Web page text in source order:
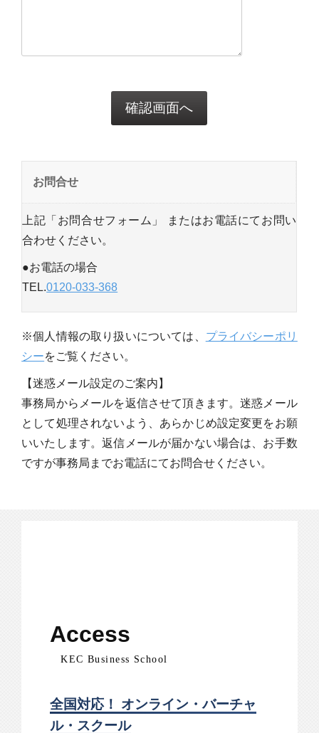
お問合せ
上記「お問合せフォーム」 またはお電話にてお問い
合わせください。
●お電話の場合
TEL.0120-033-368
※個人情報の取り扱いについては、 プライバシーポリ
シーをご覧ください。
【迷惑メール設定のご案内】
事務局からメールを返信させて頂きます。迷惑メール
として処理されないよう、あらかじめ設定変更をお願
いいたします。返信メールが届かない場合は、お手数
ですが事務局までお電話にてお問合せください。
Access
KEC Business School
全国対応！ オンライン・バーチャ
ル・スクール